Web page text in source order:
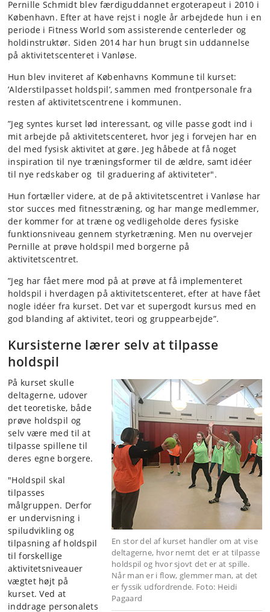
Pernille Schmidt blev færdiguddannet ergoterapeut i 2010 i
København. Efter at have rejst i nogle år arbejdede hun i en
periode i Fitness World som assisterende centerleder og
holdinstruktør. Siden 2014 har hun brugt sin uddannelse
på aktivitetscenteret i Vanløse.
Hun blev inviteret af Københavns Kommune til kurset:
’Alderstilpasset holdspil’, sammen med frontpersonale fra
resten af aktivitetscentrene i kommunen.
”Jeg syntes kurset lød interessant, og ville passe godt ind i
mit arbejde på aktivitetscenteret, hvor jeg i forvejen har en
del med fysisk aktivitet at gøre. Jeg håbede at få noget
inspiration til nye træningsformer til de ældre, samt idéer
til nye redskaber og til graduering af aktiviteter".
Hun fortæller videre, at de på aktivitetscentret i Vanløse har
stor succes med fitnesstræning, og har mange medlemmer,
der kommer for at træne og vedligeholde deres fysiske
funktionsniveau gennem styrketræning. Men nu overvejer
Pernille at prøve holdspil med borgerne på
aktivitetscentret.
”Jeg har fået mere mod på at prøve at få implementeret
holdspil i hverdagen på aktivitetscenteret, efter at have fået
nogle idéer fra kurset. Det var et supergodt kursus med en
god blanding af aktivitet, teori og gruppearbejde”.
Kursisterne lærer selv at tilpasse
holdspil
En stor del af kurset handler om at vise
deltagerne, hvor nemt det er at tilpasse
holdspil og hvor sjovt det er at spille.
Når man er i flow, glemmer man, at det
er fyssik udfordrende. Foto: Heidi
Pagaard
På kurset skulle
deltagerne, udover
det teoretiske, både
prøve holdspil og
selv være med til at
tilpasse spillene til
deres egne borgere.
"Holdspil skal
tilpasses
målgruppen. Derfor
er undervisning i
spiludvikling og
tilpasning af holdspil
til forskellige
aktivitetsniveauer
vægtet højt på
kurset. Ved at
inddrage personalets